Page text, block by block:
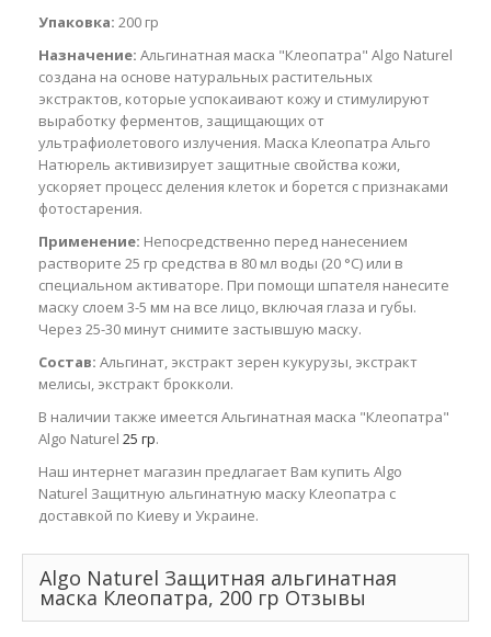
Упаковка: 200 гр
Назначение: Альгинатная маска "Клеопатра" Algo Naturel
создана на основе натуральных растительных
экстрактов, которые успокаивают кожу и стимулируют
выработку ферментов, защищающих от
ультрафиолетового излучения. Маска Клеопатра Альго
Натюрель активизирует защитные свойства кожи,
ускоряет процесс деления клеток и борется с признаками
фотостарения.
Применение: Непосредственно перед нанесением
растворите 25 гр средства в 80 мл воды (20 °С) или в
специальном активаторе. При помощи шпателя нанесите
маску слоем 3-5 мм на все лицо, включая глаза и губы.
Через 25-30 минут снимите застывшую маску.
Состав: Альгинат, экстракт зерен кукурузы, экстракт
мелисы, экстракт брокколи.
В наличии также имеется Альгинатная маска "Клеопатра"
Algo Naturel 25 гр.
Наш интернет магазин предлагает Вам купить Algo
Naturel Защитную альгинатную маску Клеопатра с
доставкой по Киеву и Украине.
Algo Naturel Защитная альгинатная
маска Клеопатра, 200 гр Отзывы